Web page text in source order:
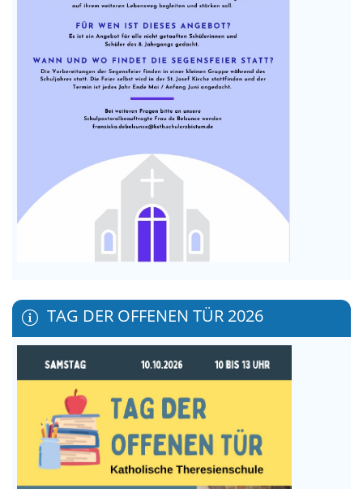
TAG DER OFFENEN TÜR 2026